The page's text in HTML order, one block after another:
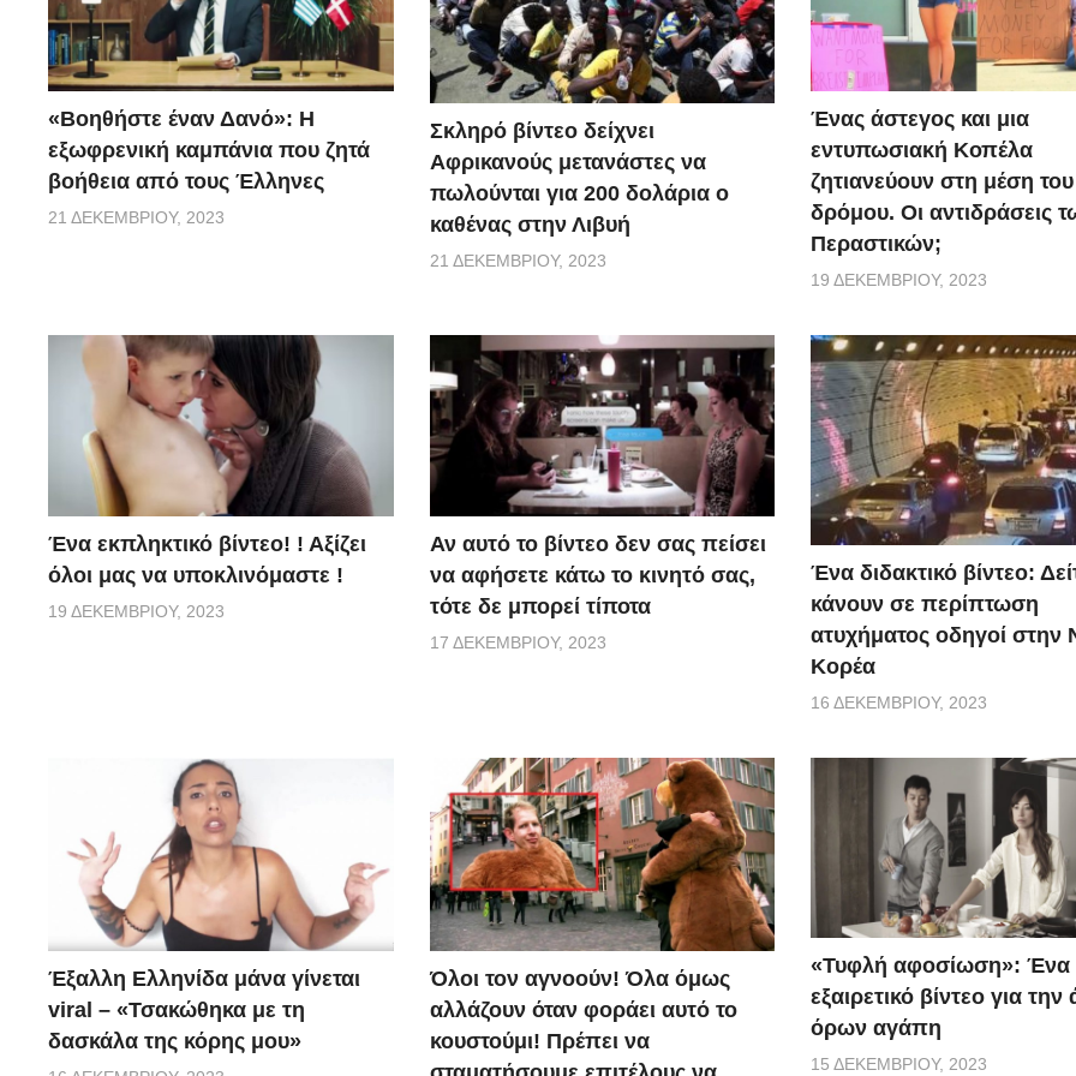
«Βοηθήστε έναν Δανό»: H
εξωφρενική καμπάνια που ζητά
βοήθεια από τους Έλληνες
21 ΔΕΚΕΜΒΡΊΟΥ, 2023
Σκληρό βίντεο δείχνει
Αφρικανούς μετανάστες να
πωλούνται για 200 δολάρια ο
καθένας στην Λιβυή
21 ΔΕΚΕΜΒΡΊΟΥ, 2023
Ένας άστεγος και μια
εντυπωσιακή Κοπέλα
ζητιανεύουν στη μέση του
δρόμου. Οι αντιδράσεις
Περαστικών;
19 ΔΕΚΕΜΒΡΊΟΥ, 2023
Ένα εκπληκτικό βίντεο! ! Αξίζει
όλοι μας να υποκλινόμαστε !
19 ΔΕΚΕΜΒΡΊΟΥ, 2023
Αν αυτό το βίντεο δεν σας πείσει
να αφήσετε κάτω το κινητό σας,
τότε δε μπορεί τίποτα
17 ΔΕΚΕΜΒΡΊΟΥ, 2023
Ένα διδακτικό βίντεο:
κάνουν σε περίπτωση
ατυχήματος οδηγοί στην
Κορέα
16 ΔΕΚΕΜΒΡΊΟΥ, 2023
Έξαλλη Ελληνίδα μάνα γίνεται
viral – «Τσακώθηκα με τη
δασκάλα της κόρης μου»
Όλοι τον αγνοούν! Όλα όμως
αλλάζουν όταν φοράει αυτό το
κουστούμι! Πρέπει να
«Τυφλή αφοσίωση»: Ένα
εξαιρετικό βίντεο για την
όρων αγάπη
15 ΔΕΚΕΜΒΡΊΟΥ, 2023